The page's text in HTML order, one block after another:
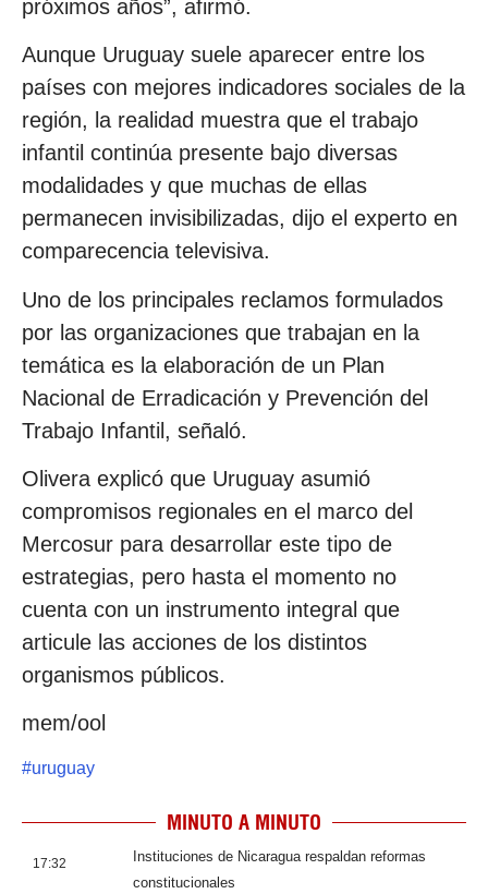
próximos años”, afirmó.
Aunque Uruguay suele aparecer entre los
países con mejores indicadores sociales de la
región, la realidad muestra que el trabajo
infantil continúa presente bajo diversas
modalidades y que muchas de ellas
permanecen invisibilizadas, dijo el experto en
comparecencia televisiva.
Uno de los principales reclamos formulados
por las organizaciones que trabajan en la
temática es la elaboración de un Plan
Nacional de Erradicación y Prevención del
Trabajo Infantil, señaló.
Olivera explicó que Uruguay asumió
compromisos regionales en el marco del
Mercosur para desarrollar este tipo de
estrategias, pero hasta el momento no
cuenta con un instrumento integral que
articule las acciones de los distintos
organismos públicos.
mem/ool
#uruguay
MINUTO A MINUTO
17:32
Instituciones de Nicaragua respaldan reformas
constitucionales